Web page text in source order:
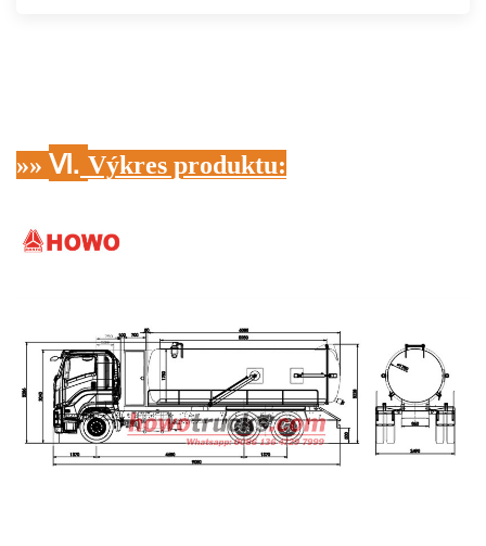
»» Ⅵ. Výkres produktu: